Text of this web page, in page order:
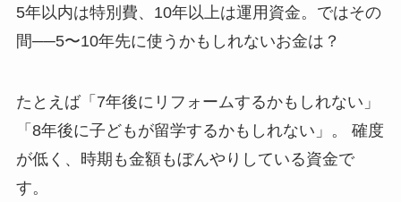
5年以内は特別費、10年以上は運用資金。ではその
間──5〜10年先に使うかもしれないお金は？
たとえば「7年後にリフォームするかもしれない」
「8年後に子どもが留学するかもしれない」。 確度
が低く、時期も金額もぼんやりしている資金で
す。